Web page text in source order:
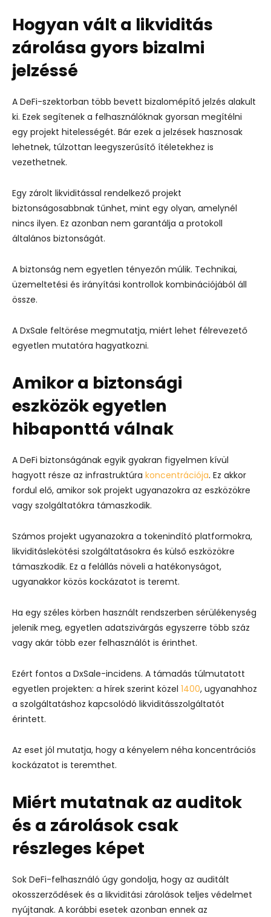
Hogyan vált a likviditás
zárolása gyors bizalmi
jelzéssé
A DeFi-szektorban több bevett bizalomépítő jelzés alakult
ki. Ezek segítenek a felhasználóknak gyorsan megítélni
egy projekt hitelességét. Bár ezek a jelzések hasznosak
lehetnek, túlzottan leegyszerűsítő ítéletekhez is
vezethetnek.
Egy zárolt likviditással rendelkező projekt
biztonságosabbnak tűnhet, mint egy olyan, amelynél
nincs ilyen. Ez azonban nem garantálja a protokoll
általános biztonságát.
A biztonság nem egyetlen tényezőn múlik. Technikai,
üzemeltetési és irányítási kontrollok kombinációjából áll
össze.
A DxSale feltörése megmutatja, miért lehet félrevezető
egyetlen mutatóra hagyatkozni.
Amikor a biztonsági
eszközök egyetlen
hibaponttá válnak
A DeFi biztonságának egyik gyakran figyelmen kívül
hagyott része az infrastruktúra koncentrációja. Ez akkor
fordul elő, amikor sok projekt ugyanazokra az eszközökre
vagy szolgáltatókra támaszkodik.
Számos projekt ugyanazokra a tokenindító platformokra,
likviditáslekötési szolgáltatásokra és külső eszközökre
támaszkodik. Ez a felállás növeli a hatékonyságot,
ugyanakkor közös kockázatot is teremt.
Ha egy széles körben használt rendszerben sérülékenység
jelenik meg, egyetlen adatszivárgás egyszerre több száz
vagy akár több ezer felhasználót is érinthet.
Ezért fontos a DxSale-incidens. A támadás túlmutatott
egyetlen projekten: a hírek szerint közel 1400, ugyanahhoz
a szolgáltatáshoz kapcsolódó likviditásszolgáltatót
érintett.
Az eset jól mutatja, hogy a kényelem néha koncentrációs
kockázatot is teremthet.
Miért mutatnak az auditok
és a zárolások csak
részleges képet
Sok DeFi-felhasználó úgy gondolja, hogy az auditált
okosszerződések és a likviditási zárolások teljes védelmet
nyújtanak. A korábbi esetek azonban ennek az